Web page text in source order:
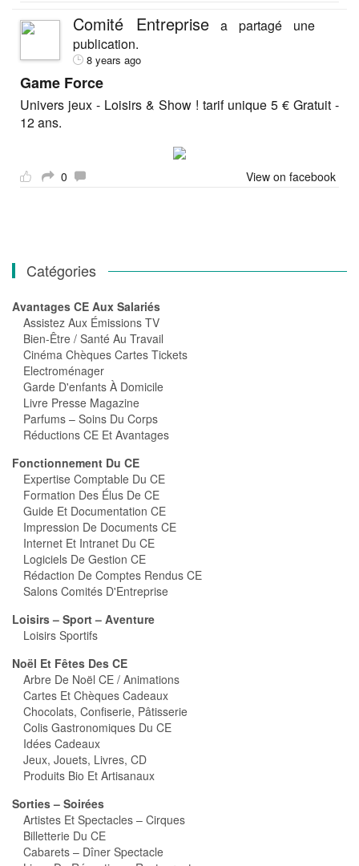
Comité Entreprise a partagé une
publication.
8 years ago
Game Force
Univers jeux - Loisirs & Show ! tarif unique 5 € Gratuit -
12 ans.
0 View on facebook
Catégories
Avantages CE Aux Salariés
Assistez Aux Émissions TV
Bien-Être / Santé Au Travail
Cinéma Chèques Cartes Tickets
Electroménager
Garde D'enfants À Domicile
Livre Presse Magazine
Parfums – Soins Du Corps
Réductions CE Et Avantages
Fonctionnement Du CE
Expertise Comptable Du CE
Formation Des Élus De CE
Guide Et Documentation CE
Impression De Documents CE
Internet Et Intranet Du CE
Logiciels De Gestion CE
Rédaction De Comptes Rendus CE
Salons Comités D'Entreprise
Loisirs – Sport – Aventure
Loisirs Sportifs
Noël Et Fêtes Des CE
Arbre De Noël CE / Animations
Cartes Et Chèques Cadeaux
Chocolats, Confiserie, Pâtisserie
Colis Gastronomiques Du CE
Idées Cadeaux
Jeux, Jouets, Livres, CD
Produits Bio Et Artisanaux
Sorties – Soirées
Artistes Et Spectacles – Cirques
Billetterie Du CE
Cabarets – Dîner Spectacle